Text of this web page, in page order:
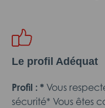
Le profil Adéquat
Profil : * Vous
sécurité* Vous êtes